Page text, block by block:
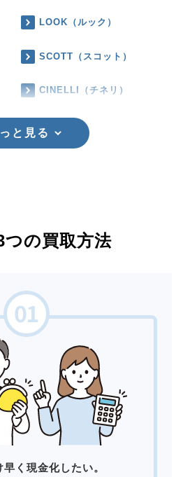
LOOK（ルック）
SCOTT（スコット）
CINELLI（チネリ）
と見る
つの買取方法
く現金化したい。